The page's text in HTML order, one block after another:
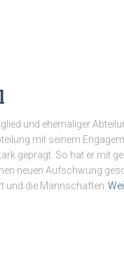
und ehemaliger
mit seinem
geprägt. So hat er mit
neuen Aufschwung
und die Mannschaften